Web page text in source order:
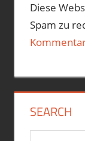
Diese
Spam zu
SEARCH